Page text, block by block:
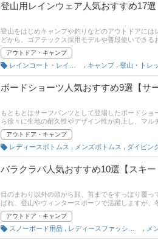
登山用レインウェア人気おすすめ17
登山をはじめキャンプや釣りなどのアウトドアに
どから、ゴアテックス採用モデルや普段使いでき
登山に使えるレインウェアが出ているので、どれ
事では、アウトドアライター夏野 栄さんのアドバ
び方のポイントや人気アウトドアブランドの売れ筋
販サイトの売れ筋人気ランキングもあるので、口
アウトドア・キャンプ
キャンプ 登山・トレ
ボードショーツ人気おすすめ9選【サ
もともとはサーフパンツとして登場したボードシ
ら徐々に生地の耐久性やデザイン性が向上し、マ
ョーツの選び方とおすすめ商品について紹介しま
売れ筋や口コミも確認してみましょう。
アウトドア・キャンプ
レディースボトムス
メンズボトムス ダイビン
バラクラバ人気おすすめ10選【スキ
目のまわり以外の頭から顔、首までをすっぽり覆
ばれ、登山やウィンタースポーツで活躍しますが、
こでこの記事では、バラクラバの種類や選び方、
品や夏用、おしゃれなモデルもピックアップ。後
れ筋や口コミとあわせてチェックしてみてください
アウトドア・キャンプ
スノーボード用品